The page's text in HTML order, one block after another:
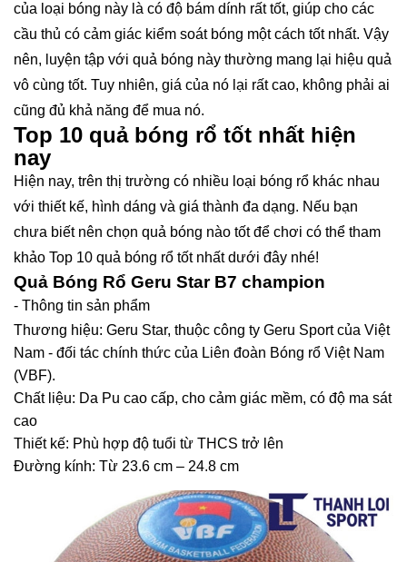
của loại bóng này là có độ bám dính rất tốt, giúp cho các
cầu thủ có cảm giác kiểm soát bóng một cách tốt nhất. Vậy
nên, luyện tập với quả bóng này thường mang lại hiệu quả
vô cùng tốt. Tuy nhiên, giá của nó lại rất cao, không phải ai
cũng đủ khả năng để mua nó.
Top 10 quả bóng rổ tốt nhất hiện
nay
Hiện nay, trên thị trường có nhiều loại bóng rổ khác nhau
với thiết kế, hình dáng và giá thành đa dạng. Nếu bạn
chưa biết nên chọn quả bóng nào tốt để chơi có thể tham
khảo Top 10 quả bóng rổ tốt nhất dưới đây nhé!
Quả Bóng Rổ Geru Star B7 champion
- Thông tin sản phẩm
Thương hiệu: Geru Star, thuộc công ty Geru Sport của Việt
Nam - đối tác chính thức của Liên đoàn Bóng rổ Việt Nam
(VBF).
Chất liệu: Da Pu cao cấp, cho cảm giác mềm, có độ ma sát
cao
Thiết kế: Phù hợp độ tuổi từ THCS trở lên
Đường kính: Từ 23.6 cm – 24.8 cm